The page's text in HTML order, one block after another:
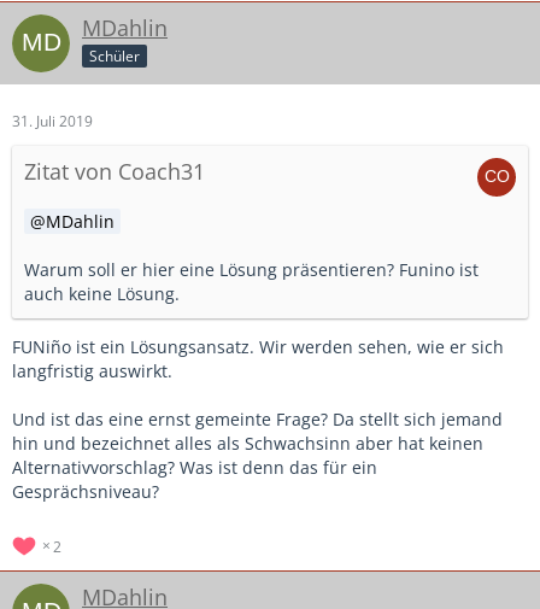
MDahlin
Schüler
31. Juli 2019
Zitat von Coach31
MDahlin
Warum soll er hier eine Lösung präsentieren? Funino ist
auch keine Lösung.
FUNiño ist ein Lösungsansatz. Wir werden sehen, wie er sich
langfristig auswirkt.
Und ist das eine ernst gemeinte Frage? Da stellt sich jemand
hin und bezeichnet alles als Schwachsinn aber hat keinen
Alternativvorschlag? Was ist denn das für ein
Gesprächsniveau?
2
MDahlin